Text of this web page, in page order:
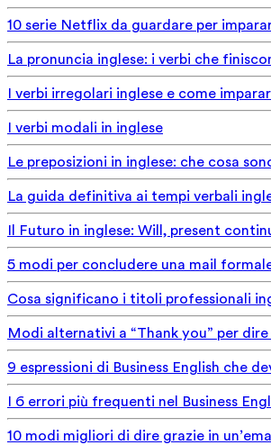
10 serie Netflix da guardare per
La pronuncia inglese: i verbi che
I verbi irregolari inglese e come
I verbi modali in inglese
Le preposizioni in inglese: che cosa
La guida definitiva ai tempi verbali
Il Futuro in inglese: Will, present
5 modi per concludere una mail
Cosa significano i titoli professionali
Modi alternativi a “Thank you” per
9 espressioni di Business English che
I 6 errori più frequenti nel Business
10 modi migliori di dire grazie in